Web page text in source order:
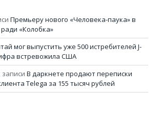
Премьеру нового «Человека-паука» в
«Колобка»
мог выпустить уже 500 истребителей J-
встревожила США
записи В даркнете продают переписки
Telega за 155 тысяч рублей